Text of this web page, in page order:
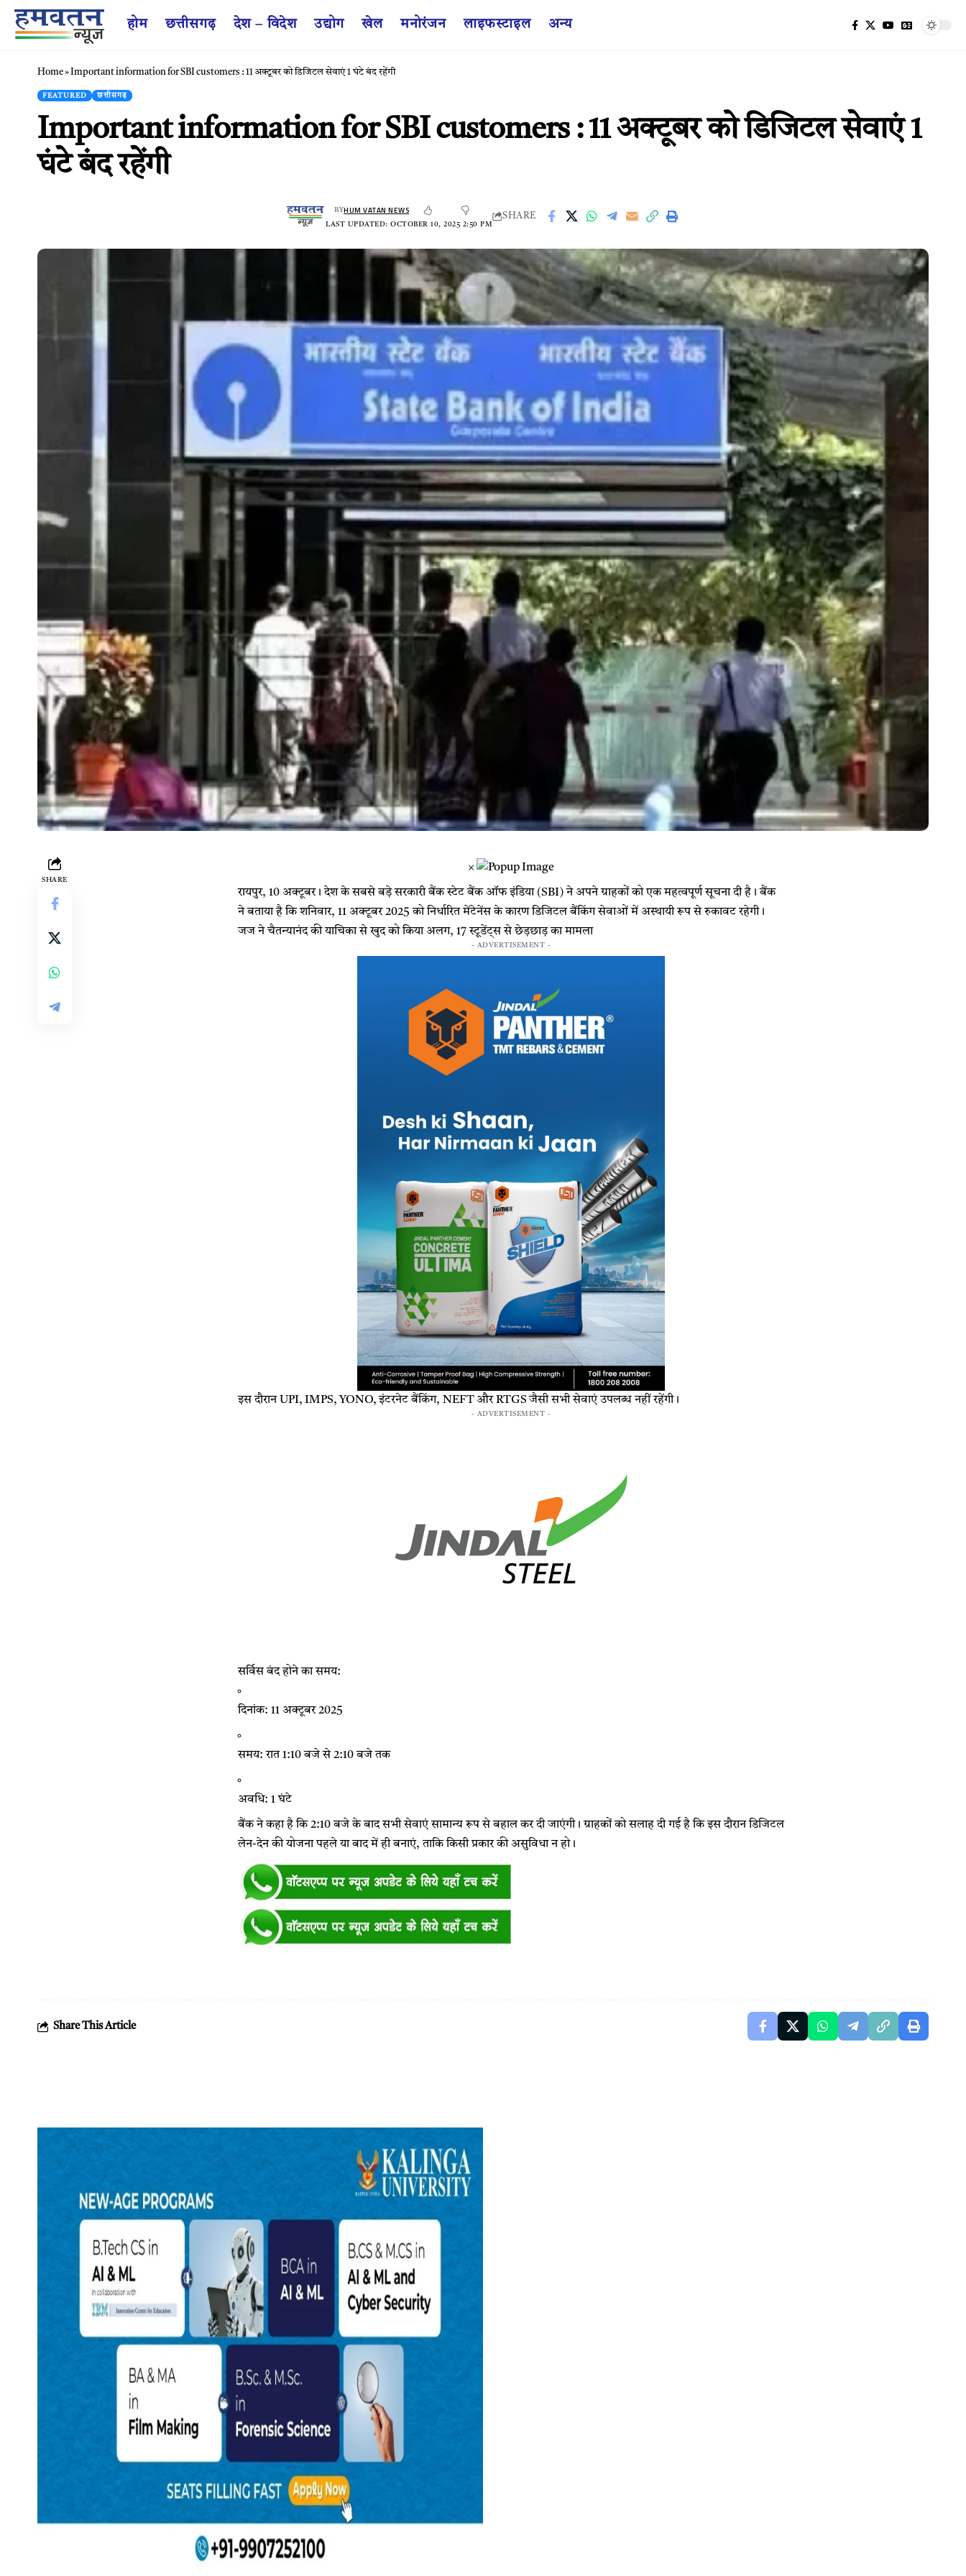
होम छत्तीसगढ़ देश – विदेश उद्योग खेल मनोरंजन लाइफस्टाइल अन्य
Home» Important information for SBI customers : 11 अक्टूबर को डिजिटल सेवाएं 1 घंटे बंद रहेंगी
FEATURED छत्तीसगढ़
Important information for SBI customers : 11 अक्टूबर को डिजिटल सेवाएं 1
घंटे बंद रहेंगी
LAST UPDATED: OCTOBER 10, 2025 2:50 PM
BYHUM VATAN NEWS
SHARE
SHARE
×
रायपुर, 10 अक्टूबर। देश के सबसे बड़े सरकारी बैंक स्टेट बैंक ऑफ इंडिया (SBI) ने अपने ग्राहकों को एक महत्वपूर्ण सूचना दी है। बैंक
ने बताया है कि शनिवार, 11 अक्टूबर 2025 को निर्धारित मेंटेनेंस के कारण डिजिटल बैंकिंग सेवाओं में अस्थायी रूप से रुकावट रहेगी।
जज ने चैतन्यानंद की याचिका से खुद को किया अलग, 17 स्टूडेंट्स से छेड़छाड़ का मामला
- ADVERTISEMENT -
इस दौरान UPI, IMPS, YONO, इंटरनेट बैंकिंग, NEFT और RTGS जैसी सभी सेवाएं उपलब्ध नहीं रहेंगी।
- ADVERTISEMENT -
सर्विस बंद होने का समय:
दिनांक: 11 अक्टूबर 2025
समय: रात 1:10 बजे से 2:10 बजे तक
अवधि: 1 घंटे
बैंक ने कहा है कि 2:10 बजे के बाद सभी सेवाएं सामान्य रूप से बहाल कर दी जाएंगी। ग्राहकों को सलाह दी गई है कि इस दौरान डिजिटल
लेन-देन की योजना पहले या बाद में ही बनाएं, ताकि किसी प्रकार की असुविधा न हो।
Share This Article